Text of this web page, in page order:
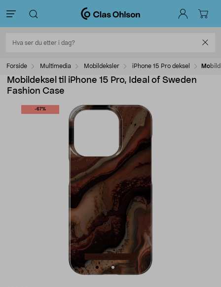
Forside Multimedia Mobildeksler iPhone 15 Pro deksel
Mobildeksel til iPhone 15 Pro, Ideal of Sweden
Fashion Case
-67%